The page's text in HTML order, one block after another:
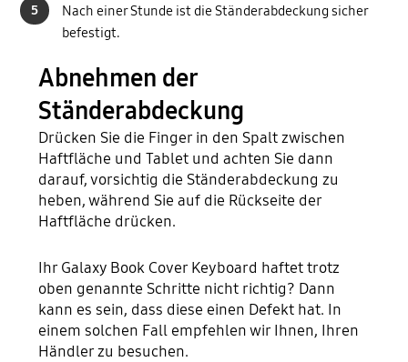
5
Nach einer Stunde ist die Ständerabdeckung sicher
befestigt.
Abnehmen der
Ständerabdeckung
Drücken Sie die Finger in den Spalt zwischen
Haftfläche und Tablet und achten Sie dann
darauf, vorsichtig die Ständerabdeckung zu
heben, während Sie auf die Rückseite der
Haftfläche drücken.
Ihr Galaxy Book Cover Keyboard haftet trotz
oben genannte Schritte nicht richtig? Dann
kann es sein, dass diese einen Defekt hat. In
einem solchen Fall empfehlen wir Ihnen, Ihren
Händler zu besuchen.